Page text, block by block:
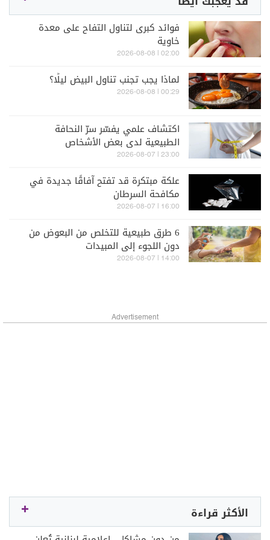
فوائد كبرى لتناول التفاح على معدة
خاوية
02:00 | 2026-08-08
لماذا يجب تجنب تناول البيض ليلًا؟
00:29 | 2026-08-08
اكتشاف علمي يفسّر سرّ النحافة
الطبيعية لدى بعض الأشخاص
23:00 | 2026-08-07
علكة مبتكرة قد تفتح آفاقًا جديدة في
مكافحة السرطان
16:00 | 2026-08-07
6 طرق طبيعية للتخلص من البعوض من
دون اللجوء إلى المبيدات
14:00 | 2026-08-07
Advertisement
الأكثر قراءة